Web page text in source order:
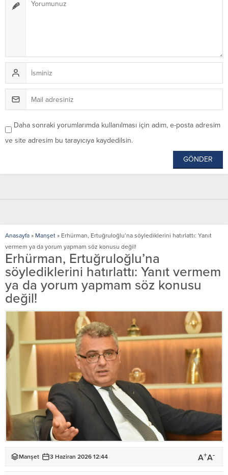
Daha sonraki yorumlarımda kullanılması için adım, e-posta adresim
ve site adresim bu tarayıcıya kaydedilsin.
Anasayfa » Manşet » Erhürman, Ertuğruloğlu’na söylediklerini hatırlattı: Yanıt
vermem ya da yorum yapmam söz konusu değil!
Erhürman, Ertuğruloğlu’na
söylediklerini hatırlattı: Yanıt vermem
ya da yorum yapmam söz konusu
değil!
Manşet 3 Haziran 2026 12:44 A+A-